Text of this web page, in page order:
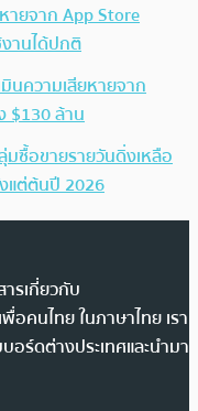
ายจาก App Store
านได้ปกติ
มินความเสียหายจาก
$130 ล้าน
มซื้อขายรายวันดิ่งเหลือ
แต่ต้นปี 2026
รเกี่ยวกับ
อคนไทย ในภาษาไทย เรา
อร์ดต่างประเทศและนำมา